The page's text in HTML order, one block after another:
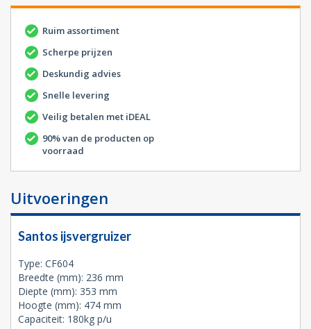
Ruim assortiment
Scherpe prijzen
Deskundig advies
Snelle levering
Veilig betalen met iDEAL
90% van de producten op
voorraad
Uitvoeringen
Santos ijsvergruizer
Type: CF604
Breedte (mm): 236 mm
Diepte (mm): 353 mm
Hoogte (mm): 474 mm
Capaciteit: 180kg p/u